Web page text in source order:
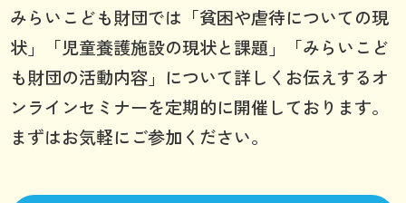
みらいこども財団では「貧困や虐待についての現
状」「児童養護施設の現状と課題」「みらいこど
も財団の活動内容」について詳しくお伝えするオ
ンラインセミナーを定期的に開催しております。
まずはお気軽にご参加ください。